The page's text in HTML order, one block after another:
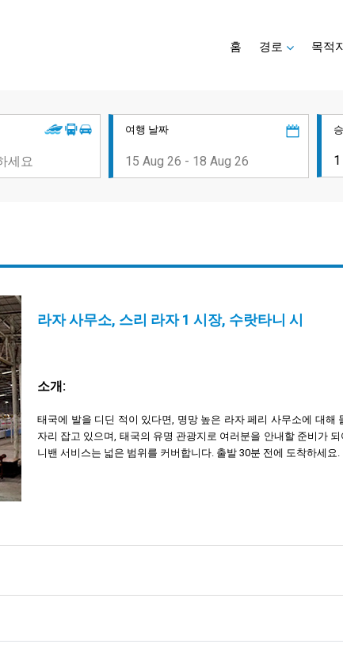
홈 경로 목적
여행 날짜
라자 사무소, 스리 라자 1 시장, 수랏타니 시
소개:
태국에 발을 디딘 적이 있다면, 명망 높은 라자 페리 사무소에 대해
자리 잡고 있으며, 태국의 유명 관광지로 여러분을 안내할 준비가
니밴 서비스는 넓은 범위를 커버합니다. 출발 30분 전에 도착하세요.
심장부이며, 광활한 수랏타니 주의 일부입니다. 거리를 탐험하면 일상의